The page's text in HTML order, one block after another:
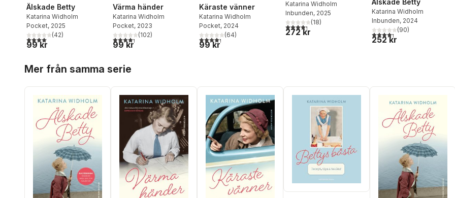
Älskade Betty
Katarina Widholm
Pocket, 2025
4,0utav 5 stjärnor. Totalt antal röster:
(42)
99 kr
Värma händer
Katarina Widholm
Pocket, 2023
4,3utav 5 stjärnor. Totalt antal röster:
(102)
99 kr
Käraste vänner
Katarina Widholm
Pocket, 2024
4,3utav 5 stjärnor. Totalt antal röster:
(64)
99 kr
Katarina Widholm
Inbunden, 2025
4,3utav 5 stjärnor. Totalt antal röster:
(18)
272 kr
Älskade Betty
Katarina Widholm
Inbunden, 2024
4,3utav 5 stjärnor. Totalt
(90)
252 kr
Mer från samma serie